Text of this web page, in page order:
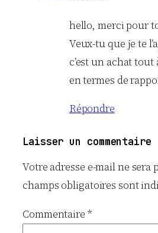
hello, merci pour
Veux-tu que je te
c’est un achat
en termes de
Répondre
Laisser un commentaire
Votre adresse e-mail ne sera
champs obligatoires sont
Commentaire *